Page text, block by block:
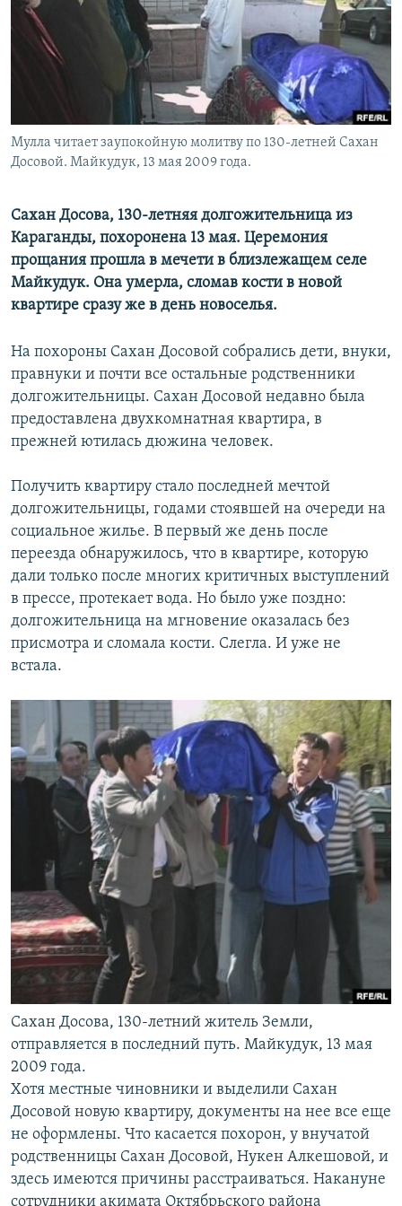
Мулла читает заупокойную молитву по 130-летней Сахан
Досовой. Майкудук, 13 мая 2009 года.
Сахан Досова, 130-летняя долгожительница из
Караганды, похоронена 13 мая. Церемония
прощания прошла в мечети в близлежащем селе
Майкудук. Она умерла, сломав кости в новой
квартире сразу же в день новоселья.
На похороны Сахан Досовой собрались дети, внуки,
правнуки и почти все остальные родственники
долгожительницы. Сахан Досовой недавно была
предоставлена двухкомнатная квартира, в
прежней ютилась дюжина человек.
Получить квартиру стало последней мечтой
долгожительницы, годами стоявшей на очереди на
социальное жилье. В первый же день после
переезда обнаружилось, что в квартире, которую
дали только после многих критичных выступлений
в прессе, протекает вода. Но было уже поздно:
долгожительница на мгновение оказалась без
присмотра и сломала кости. Слегла. И уже не
встала.
Сахан Досова, 130-летний житель Земли,
отправляется в последний путь. Майкудук, 13 мая
2009 года.
Хотя местные чиновники и выделили Сахан
Досовой новую квартиру, документы на нее все еще
не оформлены. Что касается похорон, у внучатой
родственницы Сахан Досовой, Нукен Алкешовой, и
здесь имеются причины расстраиваться. Накануне
сотрудники акимата Октябрьского района